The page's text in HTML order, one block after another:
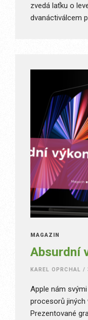
zvedá laťku o
dvanáctiválcem
MAGAZÍN
Absurdní
KAREL OPRCHAL /
Apple nám
procesorů jiných
Prezentované